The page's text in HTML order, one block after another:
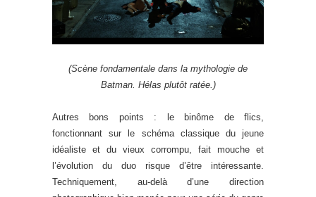
(Scène fondamentale dans la mythologie de
Batman. Hélas plutôt ratée.)
Autres bons points : le binôme de flics,
fonctionnant sur le schéma classique du jeune
idéaliste et du vieux corrompu, fait mouche et
l’évolution du duo risque d’être intéressante.
Techniquement, au-delà d’une direction